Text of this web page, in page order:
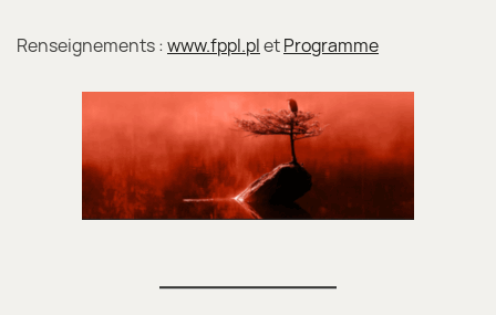
Renseignements : www.fppl.pletProgramme